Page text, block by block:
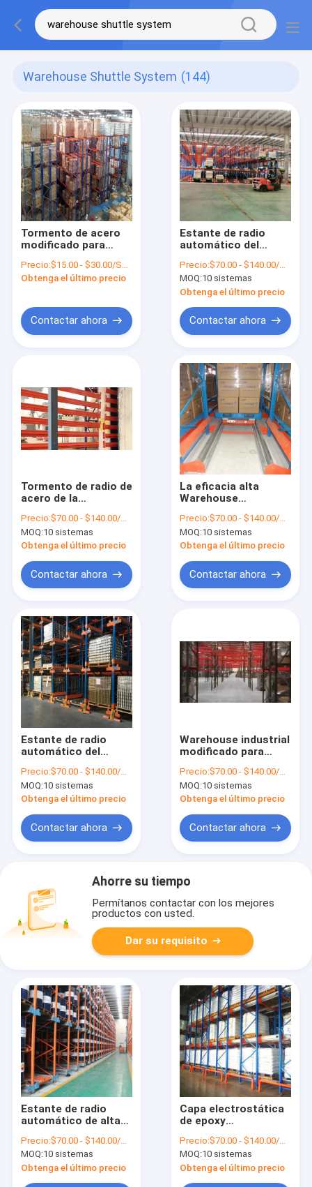
Warehouse Shuttle System (144)
Tormento de acero
modificado para
particulares
industrial de la
sistema de
almacenamiento de
Warehouse
Precio:$15.00 - $30.00/Sets
Obtenga el último precio
Contactar ahora
Estante de radio
automático del
plataforma de la
lanzadera de
Warehouse
Precio:$70.00 - $140.00/Sets
MOQ:10 sistemas
Obtenga el último precio
Contactar ahora
Tormento de radio de
acero de la
lanzadera para
Warehouse industrial
Precio:$70.00 - $140.00/Sets
MOQ:10 sistemas
Obtenga el último precio
Contactar ahora
La eficacia alta
Warehouse
sistema de radio del
tormento de la
plataforma de la
Precio:$70.00 - $140.00/Sets
MOQ:10 sistemas
Obtenga el último precio
Contactar ahora
Estante de radio
automático del
plataforma de la
lanzadera del
almacenamiento de
Warehouse
Precio:$70.00 - $140.00/Sets
MOQ:10 sistemas
Obtenga el último precio
Contactar ahora
Warehouse industrial
modificado para
particulares
automatizó la
protección contra la
del tormento de la
plataforma de la
Precio:$70.00 - $140.00/Sets
MOQ:10 sistemas
Obtenga el último precio
Contactar ahora
Ahorre su tiempo
Permítanos contactar con los mejores
productos con usted.
Dar su requisito
Estante de radio
automático de alta
del corredor de la
plataforma de la
lanzadera de
Warehouse
Precio:$70.00 - $140.00/Sets
MOQ:10 sistemas
Obtenga el último precio
Capa electrostática
de epoxy
polvo de la lanzadera
del tormento de
radio de la
plataforma
Precio:$70.00 - $140.00/Sets
MOQ:10 sistemas
Obtenga el último precio